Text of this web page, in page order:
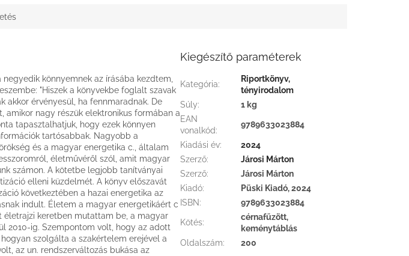
könnyemnek az írásába kezdtem,
"Hiszek a könyvekbe foglalt szavak
akkor érvényesül, ha fennmaradnak. De
amikor nagy részük elektronikus formában a
tapasztalhatjuk, hogy ezek könnyen
tartósabbak. Nagyobb a
és a magyar energetika c., általam
életművéről szól, amit magyar
számon. A kötetbe legjobb tanítványai
elleni küzdelmét. A könyv előszavát
következtében a hazai energetika az
indult. Életem a magyar energetikáért c
életrajzi keretben mutattam be, a magyar
2010-ig. Szempontom volt, hogy az adott
szolgálta a szakértelem erejével a
az un. rendszerváltozás bukása az
Kiegészítő paraméterek
Kategória:
Riportkönyv,
tényirodalom
Súly:
1 kg
EAN
vonalkód:
9789633023884
Kiadási év:
2024
Szerző:
Járosi Márton
Szerző:
Járosi Márton
Kiadó:
Püski Kiadó, 2024
ISBN: 9789633023884
Kötés:
cérnafűzött,
keménytáblás
Oldalszám: 200